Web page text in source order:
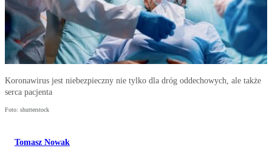
Koronawirus jest niebezpieczny nie tylko dla dróg oddechowych, ale także
serca pacjenta
Foto: shutterstock
Tomasz Nowak